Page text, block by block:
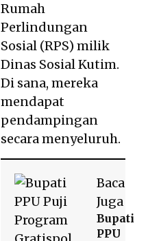
Rumah
Perlindungan
Sosial (RPS) milik
Dinas Sosial Kutim.
Di sana, mereka
mendapat
pendampingan
secara menyeluruh.
Baca
Juga
Bupati
PPU